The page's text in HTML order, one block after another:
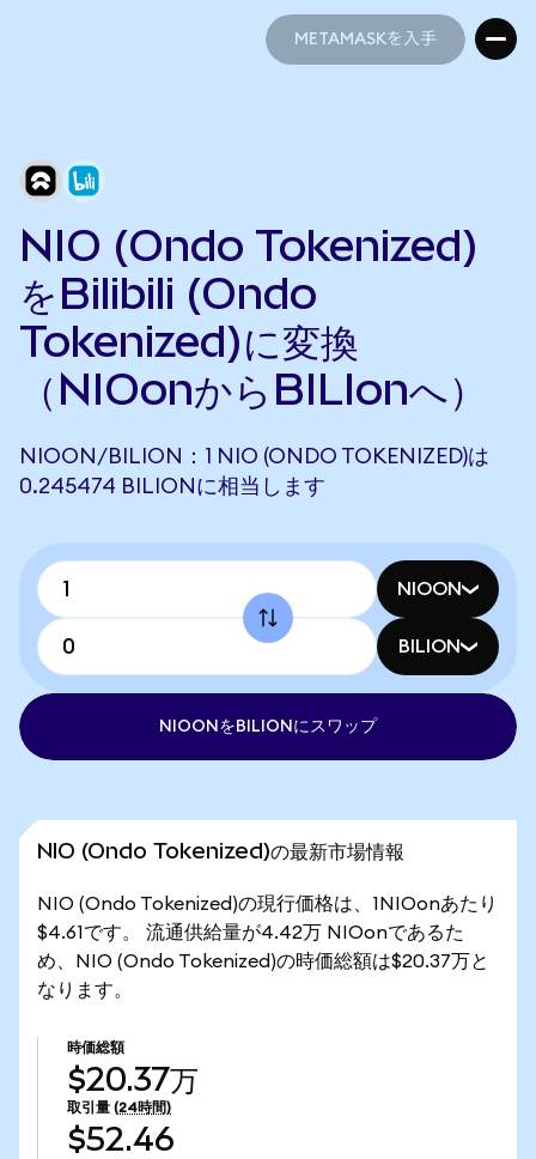
METAMASKを入手
NIO (Ondo Tokenized)
をBilibili (Ondo
Tokenized)に変換
（NIOonからBILIonへ）
NIOON/BILION：1 NIO (ONDO TOKENIZED)は
0.245474 BILIONに相当します
NIOON
BILION
NIOONをBILIONにスワップ
NIO (Ondo Tokenized)の最新市場情報
NIO (Ondo Tokenized)の現行価格は、1NIOonあたり
$4.61です。 流通供給量が4.42万 NIOonであるた
め、NIO (Ondo Tokenized)の時価総額は$20.37万と
なります。
時価総額
$20.37万
取引量 (24時間)
$52.46